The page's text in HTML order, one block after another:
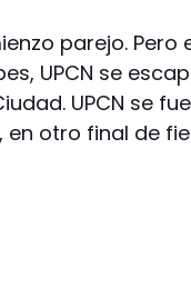
parejo. Pero
UPCN se
UPCN se
en otro final de